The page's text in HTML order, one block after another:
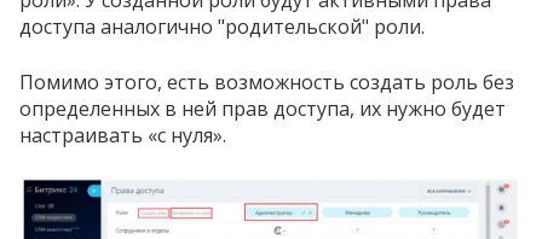
доступа аналогично "родительской" роли.
Помимо этого, есть возможность создать роль без
определенных в ней прав доступа, их нужно будет
настраивать «с нуля».